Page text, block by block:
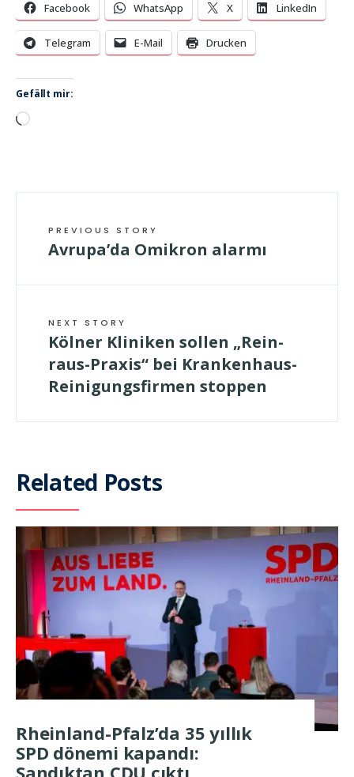
Facebook WhatsApp X LinkedIn
Telegram E-Mail Drucken
Gefällt mir:
Wird
PREVIOUS STORY
Avrupa’da Omikron alarmı
NEXT STORY
Kölner Kliniken sollen „Rein-
raus-Praxis“ bei Krankenhaus-
Reinigungsfirmen stoppen
Related Posts
Rheinland-Pfalz’da 35 yıllık
SPD dönemi kapandı: